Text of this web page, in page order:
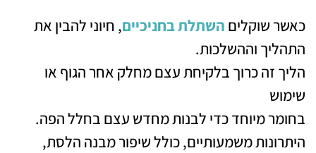
כאשר שוקלים השתלת בחניכיים, חיוני להבין את
התהליך וההשלכות.
הליך זה כרוך בלקיחת עצם מחלק אחר הגוף או
שימוש
בחומר מיוחד כדי לבנות מחדש עצם בחלל הפה.
היתרונות משמעותיים, כולל שיפור מבנה הלסת,